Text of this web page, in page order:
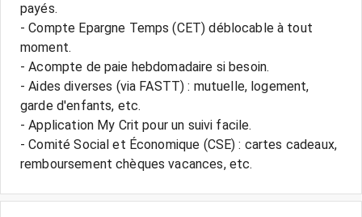
payés.
- Compte Epargne Temps (CET) déblocable à tout
moment.
- Acompte de paie hebdomadaire si besoin.
- Aides diverses (via FASTT) : mutuelle, logement,
garde d'enfants, etc.
- Application My Crit pour un suivi facile.
- Comité Social et Économique (CSE) : cartes cadeaux,